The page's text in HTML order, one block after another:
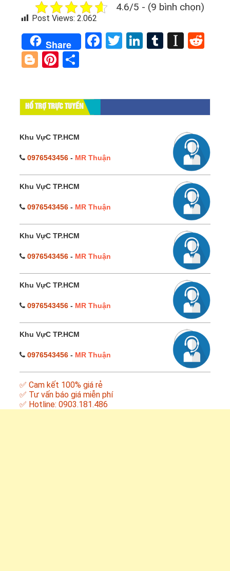
4.6/5 - (9 bình chọn)
Post Views: 2.062
Share Facebook
TwitterLinkedIn
Tumblr
BloggerPinterest
HỔ TRỢ TRỰC TUYẾN
Khu VựC TP.HCM
0976543456 - MR Thuận
Khu VựC TP.HCM
0976543456 - MR Thuận
Khu VựC TP.HCM
0976543456 - MR Thuận
Khu VựC TP.HCM
0976543456 - MR Thuận
Khu VựC TP.HCM
0976543456 - MR Thuận
✅ Cam kết 100% giá rẻ
✅ Tư vấn báo giá miễn phí
✅ Hotline: 0903.181.486